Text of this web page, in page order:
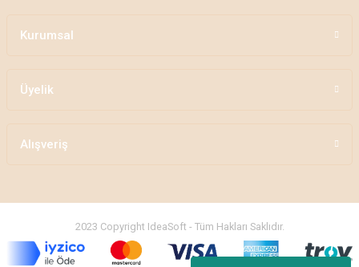
Kurumsal
Üyelik
Alışveriş
2023 Copyright IdeaSoft - Tüm Hakları Saklıdır.